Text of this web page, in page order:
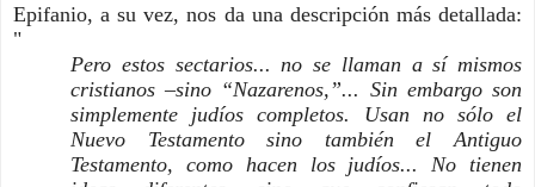
Epifanio, a su vez, nos da una descripción más detallada:
"
Pero estos sectarios... no se llaman a sí mismos
cristianos –sino “Nazarenos,”... Sin embargo son
simplemente judíos completos. Usan no sólo el
Nuevo Testamento sino también el Antiguo
Testamento, como hacen los judíos... No tienen